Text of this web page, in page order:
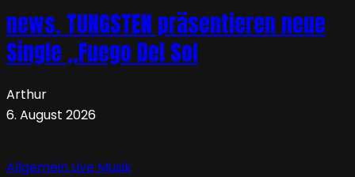
news. TUNGSTEN präsentieren neue
Single „Fuego Del Sol
Arthur
6. August 2026
Allgemein Live Musik